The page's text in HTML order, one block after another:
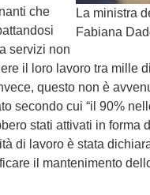
La ministra
Fabiana
che
servizi non
il loro lavoro tra mille
questo non è
secondo cui “il 90%
stati attivati in forma
di lavoro è stata
il mantenimento